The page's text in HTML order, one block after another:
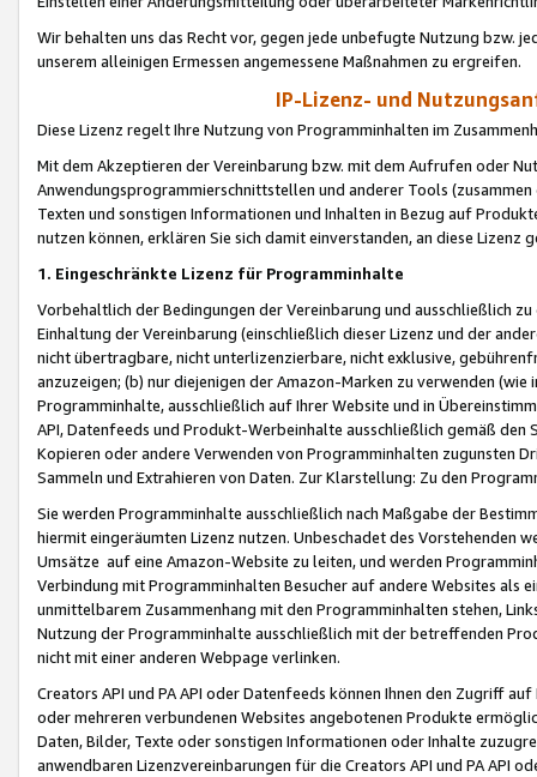
Wir behalten uns das Recht vor, gegen jede unbefugte Nutzung bzw.
unserem alleinigen Ermessen angemessene Maßnahmen zu ergreifen.
IP-Lizenz- und
Diese Lizenz regelt Ihre Nutzung von Programminhalten im
Mit dem Akzeptieren der Vereinbarung bzw. mit dem Aufrufen oder
Anwendungsprogrammierschnittstellen und anderer Tools (zusammen
Texten und sonstigen Informationen und Inhalten in Bezug auf
nutzen können, erklären Sie sich damit einverstanden, an diese Lizenz
1. Eingeschränkte Lizenz für Programminhalte
Vorbehaltlich der Bedingungen der Vereinbarung und ausschließlich
Einhaltung der Vereinbarung (einschließlich dieser Lizenz und der
nicht übertragbare, nicht unterlizenzierbare, nicht exklusive,
anzuzeigen; (b) nur diejenigen der Amazon-Marken zu verwenden
Programminhalte, ausschließlich auf Ihrer Website und in
API, Datenfeeds und Produkt-Werbeinhalte ausschließlich gemäß
Kopieren oder andere Verwenden von Programminhalten zugunsten
Sammeln und Extrahieren von Daten. Zur Klarstellung: Zu den
Sie werden Programminhalte ausschließlich nach Maßgabe der
hiermit eingeräumten Lizenz nutzen. Unbeschadet des Vorstehenden
Umsätze auf eine Amazon-Website zu leiten, und werden
Verbindung mit Programminhalten Besucher auf andere Websites als
unmittelbarem Zusammenhang mit den Programminhalten stehen,
Nutzung der Programminhalte ausschließlich mit der betreffenden
nicht mit einer anderen Webpage verlinken.
Creators API und PA API oder Datenfeeds können Ihnen den Zugriff
oder mehreren verbundenen Websites angebotenen Produkte
Daten, Bilder, Texte oder sonstigen Informationen oder Inhalte
anwendbaren Lizenzvereinbarungen für die Creators API und PA API